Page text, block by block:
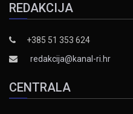
REDAKCIJA
+385 51 353 624
redakcija@kanal-ri.hr
CENTRALA